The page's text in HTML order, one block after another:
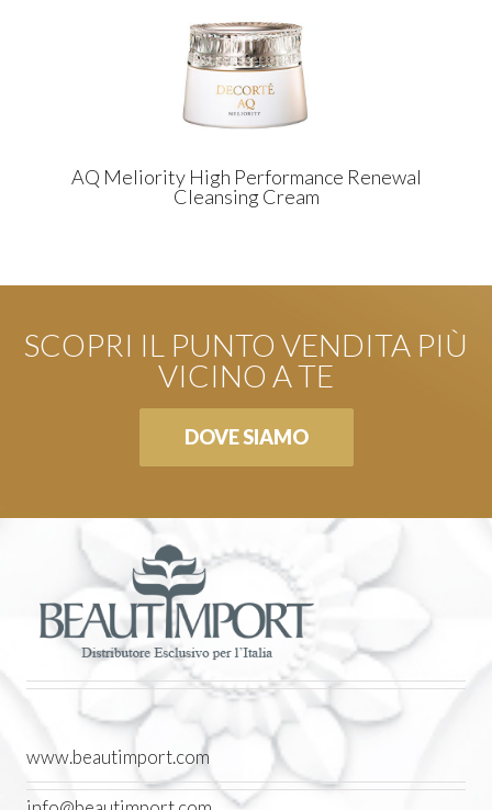
AQ Meliority High Performance Renewal
Cleansing Cream
SCOPRI IL PUNTO VENDITA PIÙ
VICINO A TE
DOVE SIAMO
www.beautimport.com